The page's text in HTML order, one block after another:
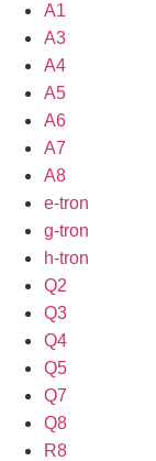
A1
A3
A4
A5
A6
A7
A8
e-tron
g-tron
h-tron
Q2
Q3
Q4
Q5
Q7
Q8
R8